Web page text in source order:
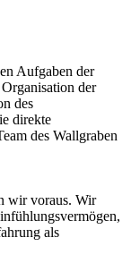
Aufgaben der
der
des
direkte
des Wallgraben
wir voraus. Wir
als